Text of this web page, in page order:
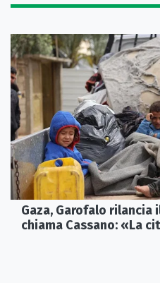
Gaza, Garofalo rilancia
chiama Cassano: «La